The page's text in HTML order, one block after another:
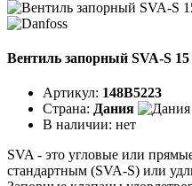
Вентиль запорный SVA-S
Артикул: 148B5223
Страна: Дания
В наличии: нет
SVA - это угловые или
стандартным (SVA-S) или